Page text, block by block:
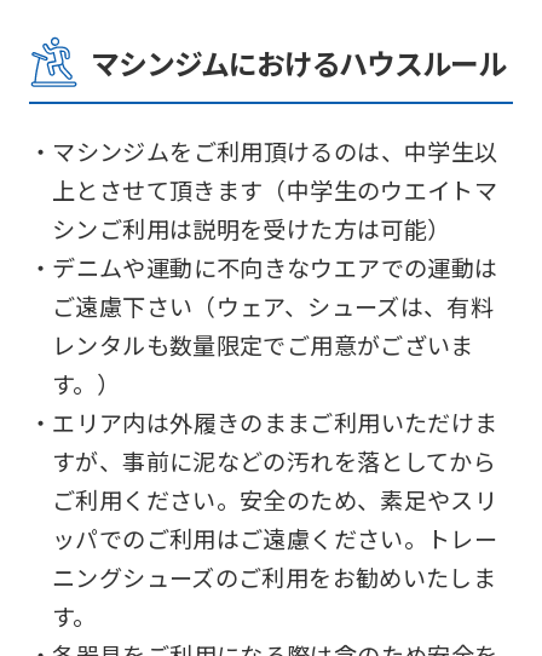
マシンジムにおけるハウスルール
・マシンジムをご利用頂けるのは、中学生以
上とさせて頂きます（中学生のウエイトマ
シンご利用は説明を受けた方は可能）
・デニムや運動に不向きなウエアでの運動は
ご遠慮下さい（ウェア、シューズは、有料
レンタルも数量限定でご用意がございま
す。）
・エリア内は外履きのままご利用いただけま
すが、事前に泥などの汚れを落としてから
ご利用ください。安全のため、素足やスリ
ッパでのご利用はご遠慮ください。トレー
ニングシューズのご利用をお勧めいたしま
す。
The
translation
differ
from
the
original
content.
We
that
you
fully
understand
this